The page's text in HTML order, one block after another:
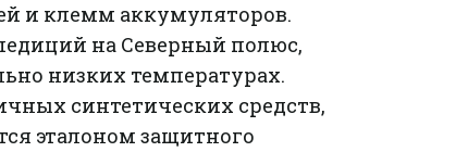
и клемм аккумуляторов.
на Северный полюс,
низких температурах.
синтетических средств,
эталоном защитного